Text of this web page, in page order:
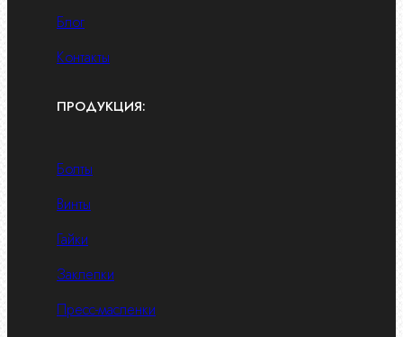
Блог
Контакты
ПРОДУКЦИЯ:
Болты
Винты
Гайки
Заклепки
Пресс-масленки